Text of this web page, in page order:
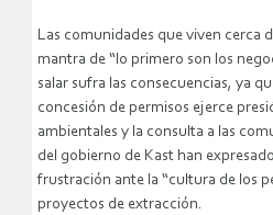
Las comunidades que viven cerca
mantra de “lo primero son los
salar sufra las consecuencias, ya
concesión de permisos ejerce
ambientales y la consulta a las
del gobierno de Kast han
frustración ante la “cultura de los
proyectos de extracción.